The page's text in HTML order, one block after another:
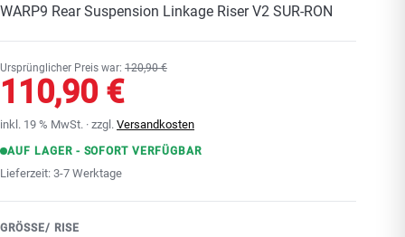
Talaria Sting
MEFO MOUSSE Offroad-Mousse 19 Zoll
70/100-19
SCHNELLZUGRIFF
Sting/ R/ Pro | in L/ XXL
Kolben-Bremszange
14T-520
Räder & Reifen
SURRON Ultra Bee
Bee
SCHNELLZUGRIFF
Alle Werkstatt & Wartung
WARP9 Rear Suspension Linkage Riser V2 SUR-RON
Ursprünglicher Preis war: 120,90 €
110,90 €
inkl. 19 % MwSt. · zzgl. Versandkosten
AUF LAGER - SOFORT VERFÜGBAR
Lieferzeit: 3-7 Werktage
GRÖSSE/ RISE